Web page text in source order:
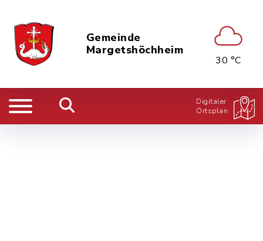
Gemeinde
Margetshöchheim
30 °C
Digitaler
Ortsplan